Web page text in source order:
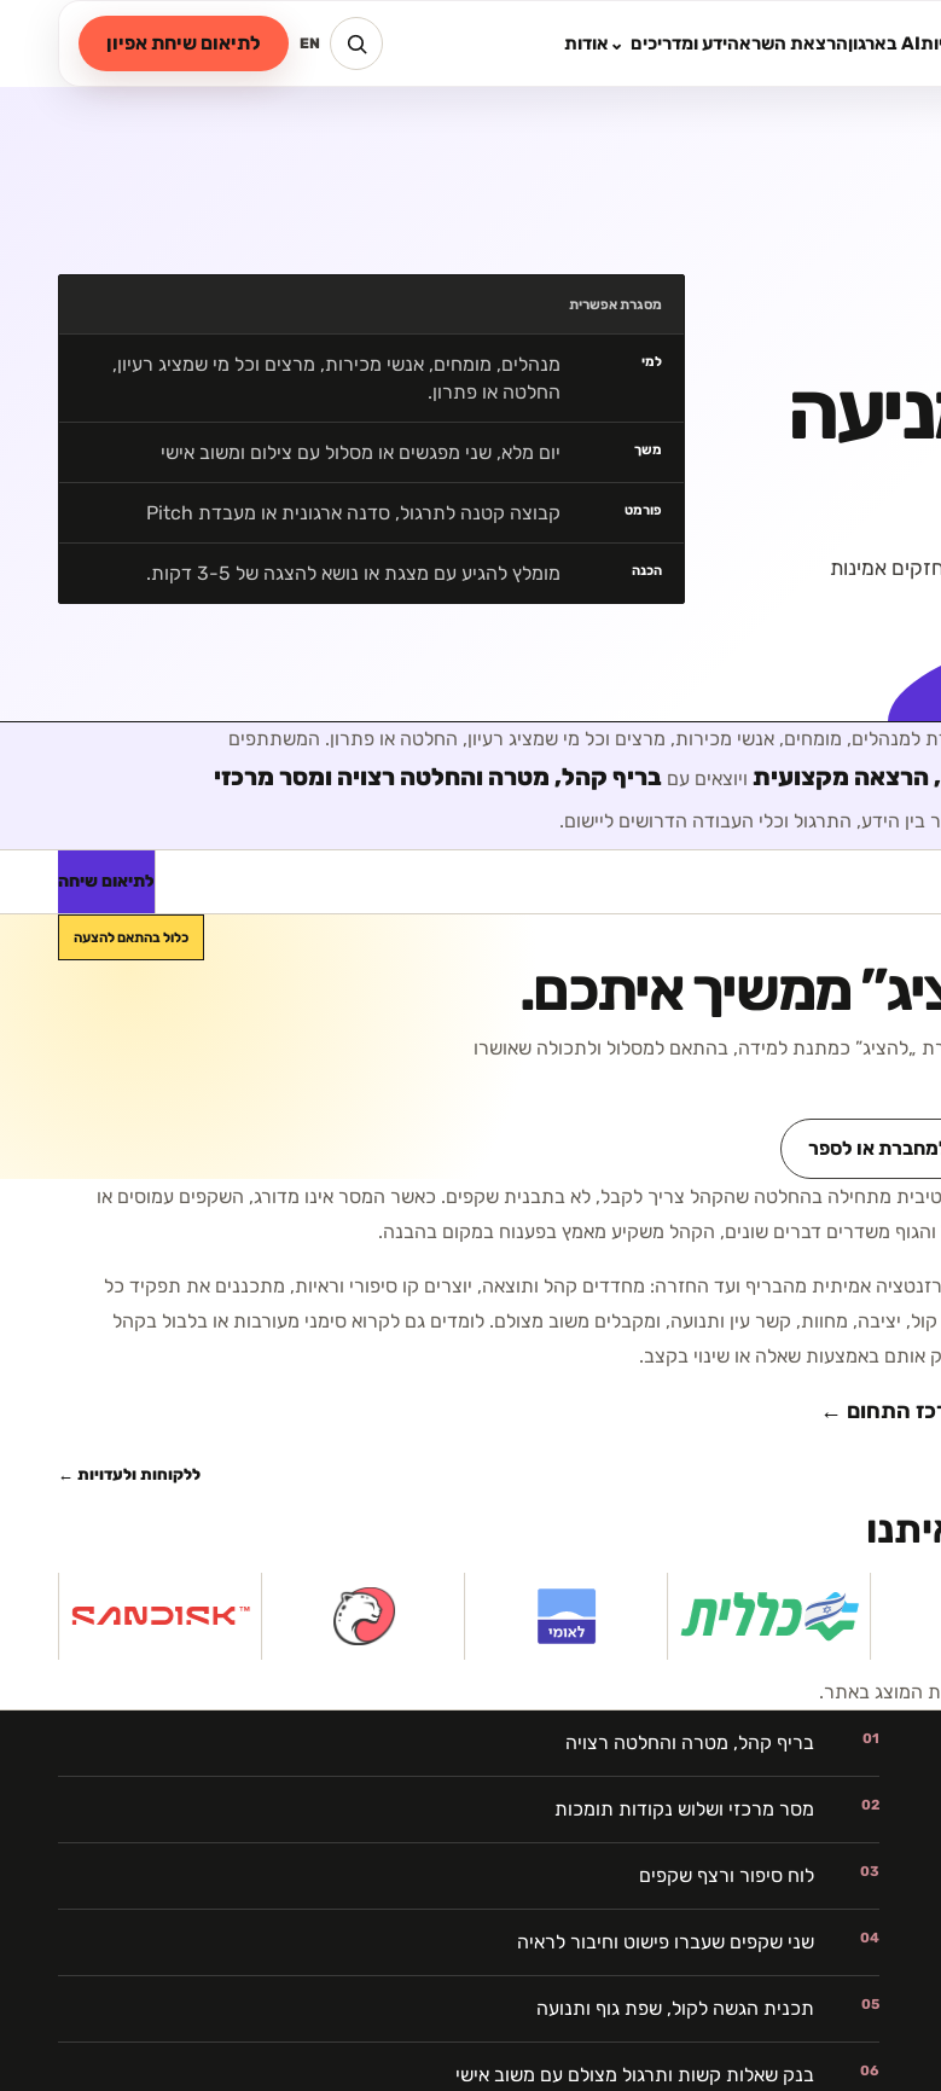
AI בארגון הרצאת השראהידע ומדריכים אודות EN לתיאום שיחת אפיון
אמינות
מסגרת אפשרית
למי
מנהלים, מומחים, אנשי מכירות, מרצים וכל מי שמציג רעיון,
החלטה או פתרון.
משך יום מלא, שני מפגשים או מסלול עם צילום ומשוב אישי
פורמט קבוצה קטנה לתרגול, סדנה ארגונית או מעבדת Pitch
הכנה מומלץ להגיע עם מצגת או נושא להצגה של 3-5 דקות.
למנהלים, מומחים, אנשי מכירות, מרצים וכל מי שמציג רעיון, החלטה או פתרון. המשתתפים
הרצאה מקצועיתויוצאים עם בריף קהל, מטרה והחלטה רצויה ומסר מרכזי
הידע, התרגול וכלי העבודה הדרושים ליישום.
לתיאום שיחה
” ממשיך איתכם.
כמתנת למידה, בהתאם למסלול ולתכולה שאושרו
או לספר
כלול בהתאם להצעה
מתחילה בהחלטה שהקהל צריך לקבל, לא בתבנית שקפים. כאשר המסר אינו מדורג, השקפים עמוסים או
והגוף משדרים דברים שונים, הקהל משקיע מאמץ בפענוח במקום בהבנה.
אמיתית מהבריף ועד החזרה: מחדדים קהל ותוצאה, יוצרים קו סיפורי וראיות, מתכננים את תפקיד כל
יציבה, מחוות, קשר עין ותנועה, ומקבלים משוב מצולם. לומדים גם לקרוא סימני מעורבות או בלבול בקהל
אותם באמצעות שאלה או שינוי בקצב.
התחום ←
ללקוחות ולעדויות ←
המוצג באתר.
01 בריף קהל, מטרה והחלטה רצויה
02 מסר מרכזי ושלוש נקודות תומכות
03 לוח סיפור ורצף שקפים
04 שני שקפים שעברו פישוט וחיבור לראיה
05 תכנית הגשה לקול, שפת גוף ותנועה
06 בנק שאלות קשות ותרגול מצולם עם משוב אישי